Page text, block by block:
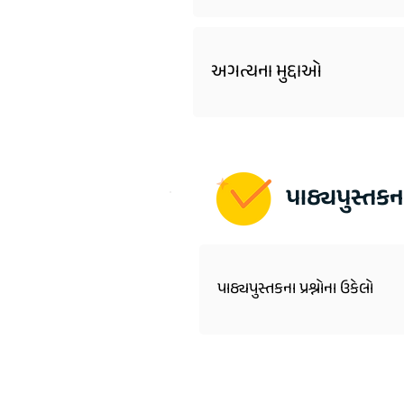
અગત્યના મુદ્દાઓ
પાઠ્યપુસ્તકના પ્રશ્નોના ઉકેલો